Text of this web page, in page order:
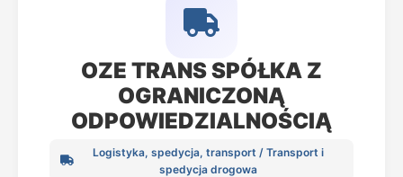
OZE TRANS SPÓŁKA Z
OGRANICZONĄ
ODPOWIEDZIALNOŚCIĄ
Logistyka, spedycja, transport / Transport i
spedycja drogowa